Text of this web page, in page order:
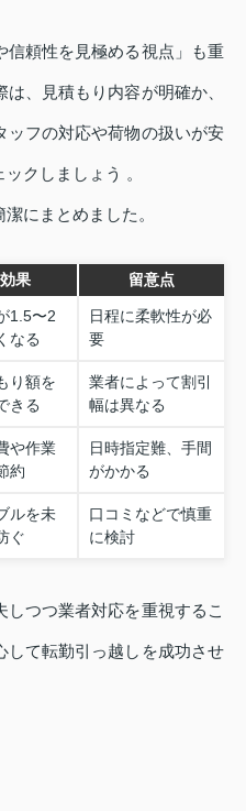
信頼性を見極める視点」も重
、見積もり内容が明確か、
フの対応や荷物の扱いが安
クしましょう 。
にまとめました。
効果 留意点
1.5〜2
なる
日程に柔軟性が必
要
り額を
きる
業者によって割引
幅は異なる
や作業
約
日時指定難、手間
がかかる
ルを未
ぐ
口コミなどで慎重
に検討
つつ業者対応を重視するこ
して転勤引っ越しを成功させ